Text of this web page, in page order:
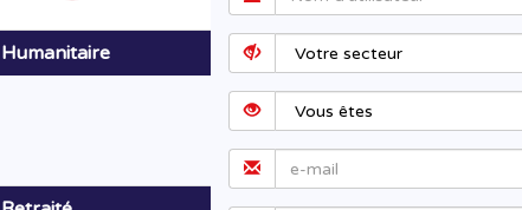
Humanitaire